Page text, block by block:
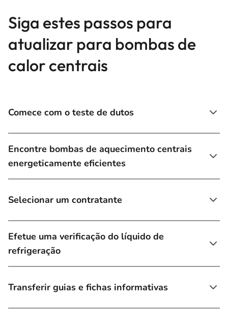
Siga estes passos para
atualizar para bombas de
calor centrais
Comece com o teste de dutos
Encontre bombas de aquecimento centrais
energeticamente eficientes
Selecionar um contratante
Efetue uma verificação do líquido de
refrigeração
Transferir guias e fichas informativas